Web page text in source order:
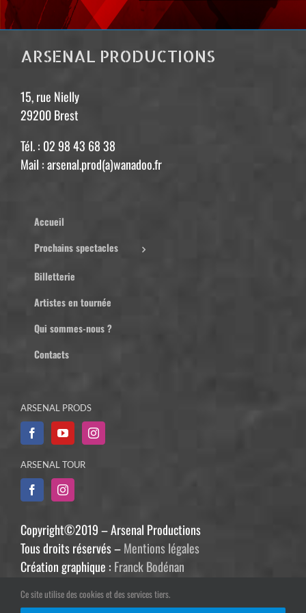
ARSENAL PRODUCTIONS
15, rue Nielly
29200 Brest
Tél. : 02 98 43 68 38
Mail : arsenal.prod(a)wanadoo.fr
Accueil
Prochains spectacles
Billetterie
Artistes en tournée
Qui sommes-nous ?
Contacts
ARSENAL PRODS
ARSENAL TOUR
Copyright©2019 – Arsenal Productions
Tous droits réservés –Mentions légales
Création graphique : Franck Bodénan
Ce site utilise des cookies et des services tiers.